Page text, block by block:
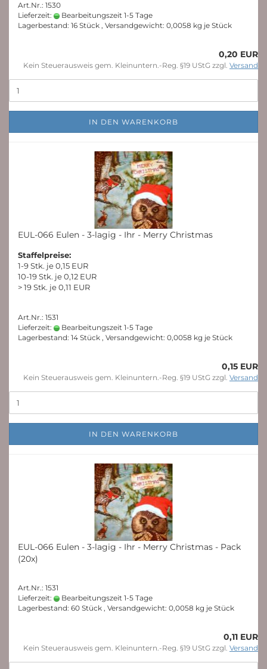
Art.Nr.: 1530
Lieferzeit:
Bearbeitungszeit 1-5 Tage
Lagerbestand: 16 Stück , Versandgewicht: 0,0058 kg je Stück
0,20 EUR
Kein Steuerausweis gem. Kleinuntern.-Reg. §19 UStG zzgl. Versand
IN DEN WARENKORB
EUL-066 Eulen - 3-lagig - Ihr - Merry Christmas
Staffelpreise:
1-9 Stk. je 0,15 EUR
10-19 Stk. je 0,12 EUR
> 19 Stk. je 0,11 EUR
Art.Nr.: 1531
Lieferzeit:
Bearbeitungszeit 1-5 Tage
Lagerbestand: 14 Stück , Versandgewicht: 0,0058 kg je Stück
0,15 EUR
Kein Steuerausweis gem. Kleinuntern.-Reg. §19 UStG zzgl. Versand
IN DEN WARENKORB
EUL-066 Eulen - 3-lagig - Ihr - Merry Christmas - Pack
(20x)
Art.Nr.: 1531
Lieferzeit:
Bearbeitungszeit 1-5 Tage
Lagerbestand: 60 Stück , Versandgewicht: 0,0058 kg je Stück
0,11 EUR
Kein Steuerausweis gem. Kleinuntern.-Reg. §19 UStG zzgl. Versand